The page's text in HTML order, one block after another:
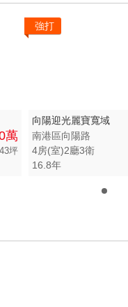
萬
坪
向陽迎光麗寶寬域
南港區向陽路
4房(室)2廳3衛
16.8年
強打